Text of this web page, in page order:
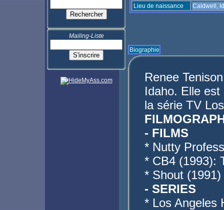
Mailing-Liste
Lieu de naissance
Caldwell,
Biographie
Renee
Idaho. Elle
la série TV
- FILMS
* Nutty
* CB4 (1993):
* Shout (1991)
- SERIES
* Los Angeles